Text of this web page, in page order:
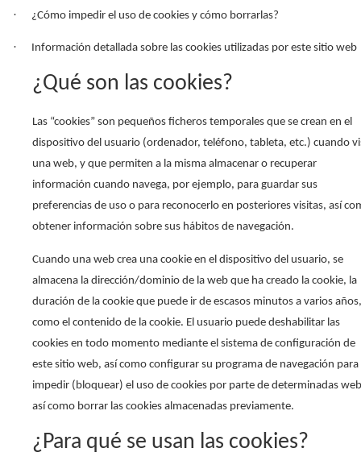
· ¿Cómo impedir el uso de cookies y cómo borrarlas?
· Información detallada sobre las cookies utilizadas por este sitio web
¿Qué son las cookies?
Las “cookies” son pequeños ficheros temporales que se crean en el
dispositivo del usuario (ordenador, teléfono, tableta, etc.) cuando
una web, y que permiten a la misma almacenar o recuperar
información cuando navega, por ejemplo, para guardar sus
preferencias de uso o para reconocerlo en posteriores visitas, así
obtener información sobre sus hábitos de navegación.
Cuando una web crea una cookie en el dispositivo del usuario, se
almacena la dirección/dominio de la web que ha creado la cookie, la
duración de la cookie que puede ir de escasos minutos a varios
como el contenido de la cookie. El usuario puede deshabilitar las
cookies en todo momento mediante el sistema de configuración de
este sitio web, así como configurar su programa de navegación para
impedir (bloquear) el uso de cookies por parte de determinadas
así como borrar las cookies almacenadas previamente.
¿Para qué se usan las cookies?